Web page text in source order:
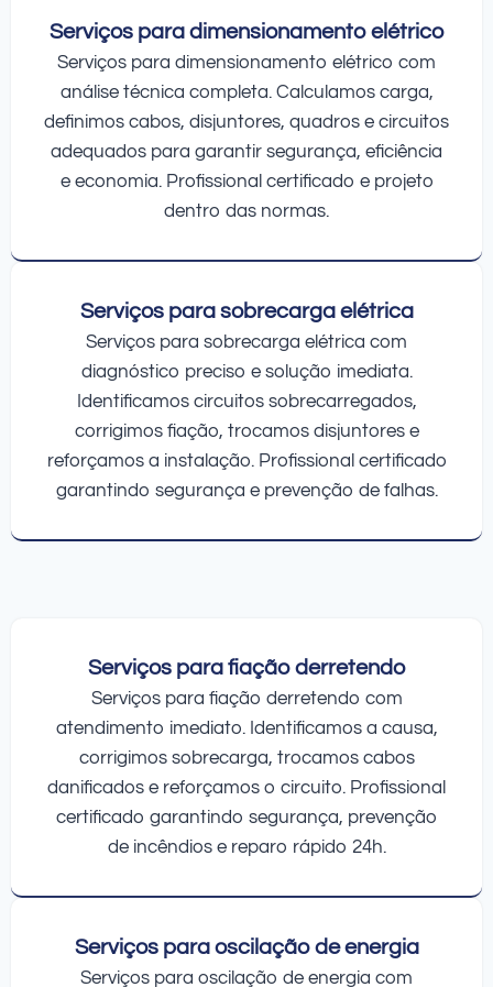
Serviços para dimensionamento elétrico
Serviços para dimensionamento elétrico com
análise técnica completa. Calculamos carga,
definimos cabos, disjuntores, quadros e circuitos
adequados para garantir segurança, eficiência
e economia. Profissional certificado e projeto
dentro das normas.
Serviços para sobrecarga elétrica
Serviços para sobrecarga elétrica com
diagnóstico preciso e solução imediata.
Identificamos circuitos sobrecarregados,
corrigimos fiação, trocamos disjuntores e
reforçamos a instalação. Profissional certificado
garantindo segurança e prevenção de falhas.
Serviços para fiação derretendo
Serviços para fiação derretendo com
atendimento imediato. Identificamos a causa,
corrigimos sobrecarga, trocamos cabos
danificados e reforçamos o circuito. Profissional
certificado garantindo segurança, prevenção
de incêndios e reparo rápido 24h.
Serviços para oscilação de energia
Serviços para oscilação de energia com